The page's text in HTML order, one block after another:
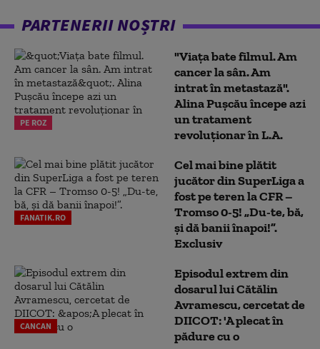
PARTENERII NOȘTRI
PE ROZ
"Viața bate filmul. Am
cancer la sân. Am
intrat în metastază".
Alina Pușcău începe azi
un tratament
revoluționar în L.A.
FANATIK.RO
Cel mai bine plătit
jucător din SuperLiga a
fost pe teren la CFR –
Tromso 0-5! „Du-te, bă,
și dă banii înapoi!”.
Exclusiv
CANCAN
Episodul extrem din
dosarul lui Cătălin
Avramescu, cercetat de
DIICOT: 'A plecat în
pădure cu o